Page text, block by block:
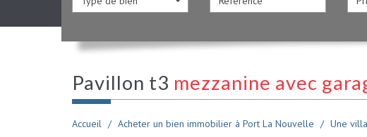
pavillon t3 mezzanine avec
Accueil Acheter un bien immobilier à Port La Nouvelle Une villa